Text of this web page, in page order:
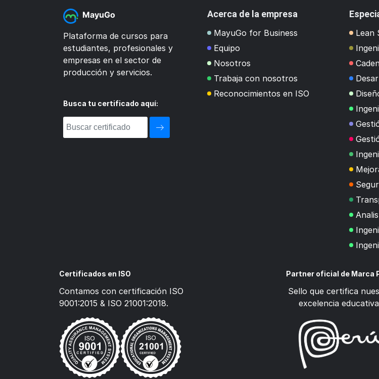
MayuGo
Plataforma de cursos para
estudiantes, profesionales y
empresas en el sector de
producción y servicios.
Busca tu certificado aquí:
Acerca de la empresa
MayuGo for Business
Equipo
Nosotros
Trabaja con nosotros
Reconocimientos en ISO
Lean
Certificados en ISO
Contamos con certificación ISO
9001:2015 & ISO 21001:2018.
Partner oficial de Marca
Sello que certifica
excelencia